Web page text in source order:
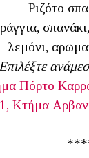
Ριζότο
λεμόνι,
Επιλέξτε
Πόρτο
Κτήμα